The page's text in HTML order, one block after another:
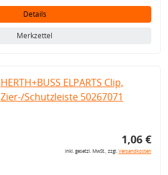
Details
Merkzettel
HERTH+BUSS ELPARTS Clip,
Zier-/Schutzleiste 50267071
1,06 €
inkl. gesetzl. MwSt., zzgl.Versandkosten